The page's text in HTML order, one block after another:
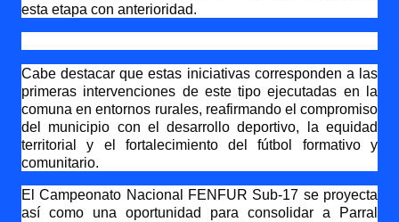
esta etapa con anterioridad.
Cabe destacar que estas iniciativas corresponden a las
primeras intervenciones de este tipo ejecutadas en la
comuna en entornos rurales, reafirmando el compromiso
del municipio con el desarrollo deportivo, la equidad
territorial y el fortalecimiento del fútbol formativo y
comunitario.
El Campeonato Nacional FENFUR Sub-17 se proyecta
así como una oportunidad para consolidar a Parral